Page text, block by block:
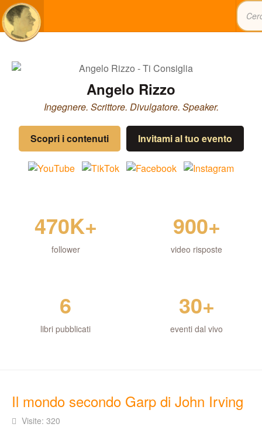
Angelo Rizzo
Ingegnere. Scrittore. Divulgatore. Speaker.
Scopri i contenuti Invitami al tuo evento
470K+
follower
900+
video risposte
6
libri pubblicati
30+
eventi dal vivo
Il mondo secondo Garp di John Irving
Visite: 320